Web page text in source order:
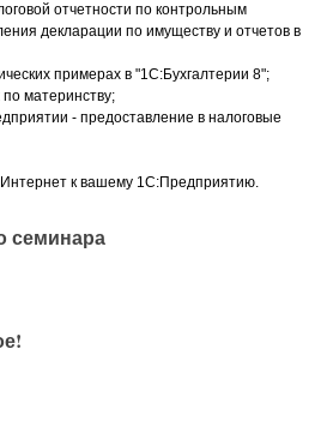
отчетности по контрольным
декларации по имуществу и отчетов в
примерах в "1С:Бухгалтерии 8";
материнству;
- предоставление в налоговые
к вашему 1С:Предприятию.
семинара